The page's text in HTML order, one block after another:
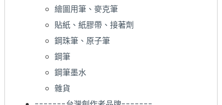
繪圖用筆、麥克筆
貼紙、紙膠帶、接著劑
鋼珠筆、原子筆
鋼筆
鋼筆墨水
雜貨